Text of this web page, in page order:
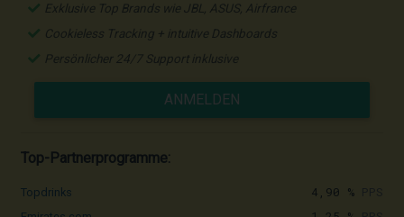
Exklusive Top Brands wie JBL, ASUS, Airfrance
Cookieless Tracking + intuitive Dashboards
Persönlicher 24/7 Support inklusive
ANMELDEN
Top-Partnerprogramme:
Topdrinks 4,90 %